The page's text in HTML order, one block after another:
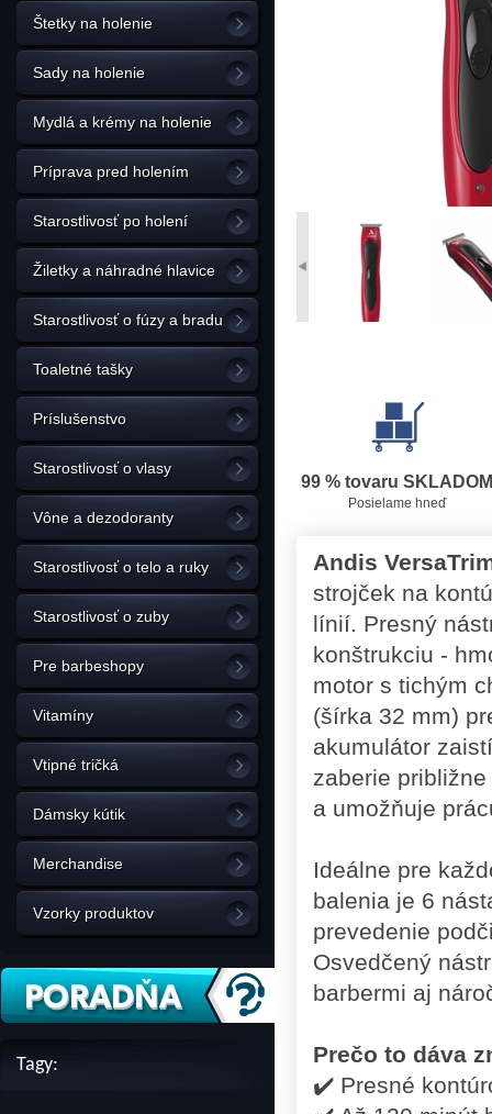
Štetky na holenie
Sady na holenie
Mydlá a krémy na holenie
Príprava pred holením
Starostlivosť po holení
Žiletky a náhradné hlavice
Starostlivosť o fúzy a bradu
Toaletné tašky
Príslušenstvo
Starostlivosť o vlasy
Vône a dezodoranty
Starostlivosť o telo a ruky
Starostlivosť o zuby
Pre barbeshopy
Vitamíny
Vtipné tričká
Dámsky kútik
Merchandise
Vzorky produktov
Tagy:
99 % tovaru SKLADOM
Posielame hneď
Andis
strojček na
línií. Presný
konštrukciu -
motor s tichým
(šírka 32 mm)
akumulátor
zaberie
a umožňuje
Ideálne pre
balenia je 6
prevedenie
Osvedčený
barbermi aj
Prečo to dáva
✔️ Presné